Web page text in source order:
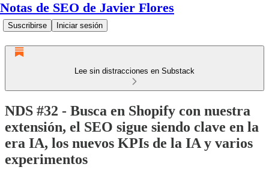
Notas de SEO de Javier Flores
Suscribirse Iniciar sesión
Lee sin distracciones en Substack
NDS #32 - Busca en Shopify con nuestra
extensión, el SEO sigue siendo clave en la
era IA, los nuevos KPIs de la IA y varios
experimentos